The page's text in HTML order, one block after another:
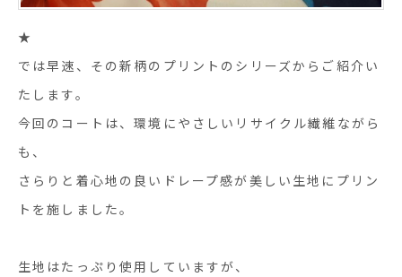
★
では早速、その新柄のプリントのシリーズからご紹介い
たします。
今回のコートは、環境にやさしいリサイクル繊維ながら
も、
さらりと着心地の良いドレープ感が美しい生地にプリン
トを施しました。
生地はたっぷり使用していますが、